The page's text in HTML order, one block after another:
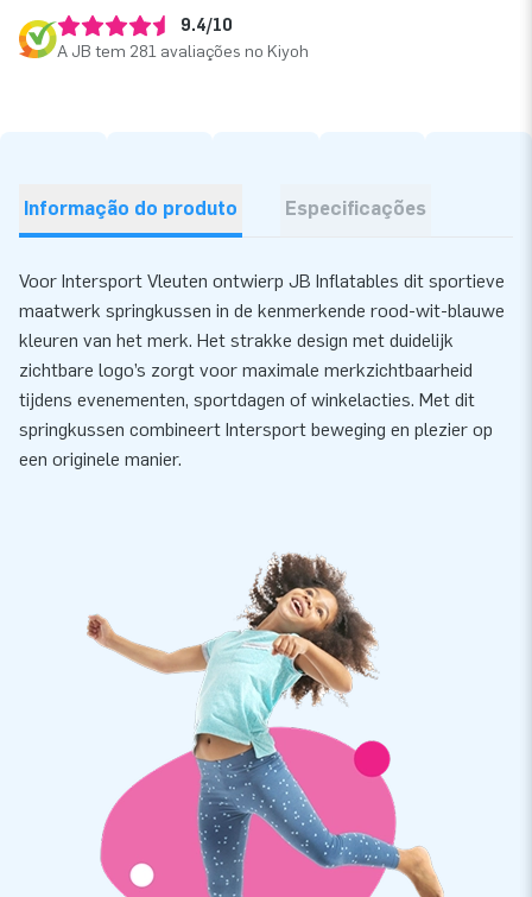
9.4/10
A JB tem 281 avaliações no Kiyoh
Informação do produto Especificações
Voor Intersport Vleuten ontwierp JB Inflatables dit sportieve
maatwerk springkussen in de kenmerkende rood-wit-blauwe
kleuren van het merk. Het strakke design met duidelijk
zichtbare logo’s zorgt voor maximale merkzichtbaarheid
tijdens evenementen, sportdagen of winkelacties. Met dit
springkussen combineert Intersport beweging en plezier op
een originele manier.